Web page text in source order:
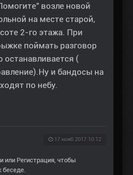
возле новой
на месте старой,
2-го этажа. При
поймать разговор
останавливается (
и бандосы на
по небу.
17 нояб 2017 10:12
или Регистрация , чтобы
беседе.